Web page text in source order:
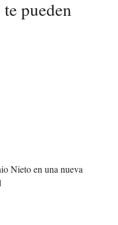
pueden
Nieto en una nueva